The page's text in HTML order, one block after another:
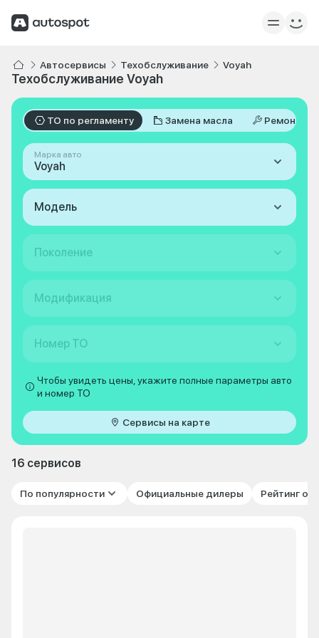
Автосервисы Техобслуживание Voyah
Техобслуживание Voyah
ТО по регламенту Замена масла Ремонт
Марка авто
Voyah
Модель
Поколение
Модификация
Номер ТО
Чтобы увидеть цены, укажите полные параметры авто
и номер ТО
Сервисы на карте
16 сервисов
По популярности Официальные дилеры Рейтинг